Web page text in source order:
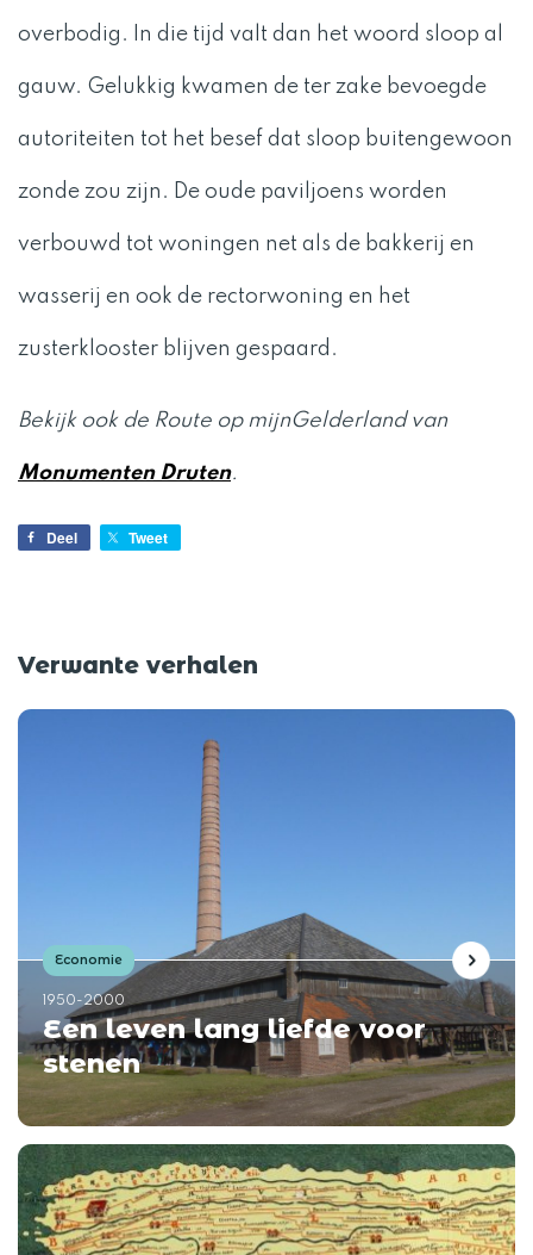
overbodig. In die tijd valt dan het woord sloop al
gauw. Gelukkig kwamen de ter zake bevoegde
autoriteiten tot het besef dat sloop buitengewoon
zonde zou zijn. De oude paviljoens worden
verbouwd tot woningen net als de bakkerij en
wasserij en ook de rectorwoning en het
zusterklooster blijven gespaard.
Bekijk ook de Route op mijnGelderland van
Monumenten Druten.
Deel Tweet
Verwante verhalen
Economie
1950-2000
Een leven lang liefde voor
stenen